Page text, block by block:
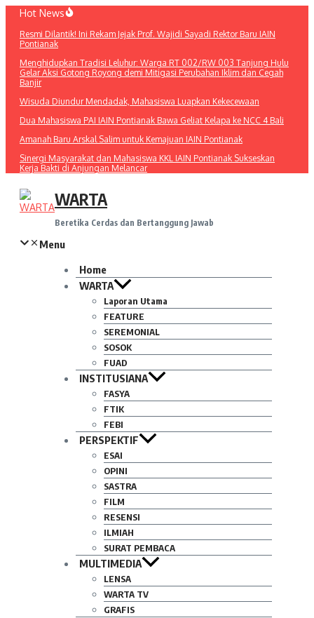
Lewati
konten
Hot News
Resmi Dilantik! Ini Rekam Jejak Prof. Wajidi Sayadi Rektor Baru IAIN
Pontianak
Menghidupkan Tradisi Leluhur: Warga RT 002/RW 003 Tanjung Hulu
Gelar Aksi Gotong Royong demi Mitigasi Perubahan Iklim dan Cegah
Banjir
Wisuda Diundur Mendadak, Mahasiswa Luapkan Kekecewaan
Dua Mahasiswa PAI IAIN Pontianak Bawa Geliat Kelapa ke NCC 4 Bali
Amanah Baru Arskal Salim untuk Kemajuan IAIN Pontianak
Sinergi Masyarakat dan Mahasiswa KKL IAIN Pontianak Sukseskan
Kerja Bakti di Anjungan Melancar
WARTA
Beretika Cerdas dan Bertanggung Jawab
Menu
Home
WARTA
Laporan Utama
FEATURE
SEREMONIAL
SOSOK
FUAD
INSTITUSIANA
FASYA
FTIK
FEBI
PERSPEKTIF
ESAI
OPINI
SASTRA
FILM
RESENSI
ILMIAH
SURAT PEMBACA
MULTIMEDIA
LENSA
WARTA TV
GRAFIS